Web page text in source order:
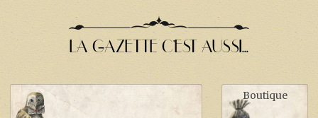
LA GAZETTE C'EST AUSSI...
Boutique